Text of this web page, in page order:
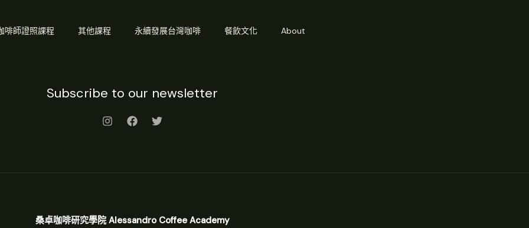
啡師證照課程 其他課程 永續發展台灣咖啡 餐飲文化 About
Subscribe to our newsletter
桑卓咖啡研究學院 Alessandro Coffee Academy